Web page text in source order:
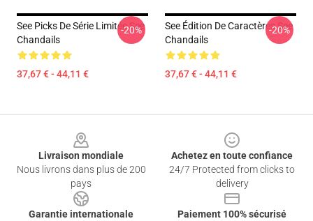
See Picks De Série Limitée See
Chandails
37,67 € - 44,11 €
-20%
See Édition De Caractères See
Chandails
37,67 € - 44,11 €
-20%
Livraison mondiale
Nous livrons dans plus de 200
pays
Achetez en toute confiance
24/7 Protected from clicks to
delivery
Garantie internationale
Paiement 100% sécurisé